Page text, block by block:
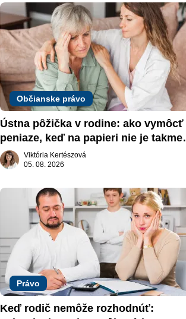
Občianske právo
Ústna pôžička v rodine: ako vymôcť
peniaze, keď na papieri nie je takmer
nič
Viktória Kertészová
05. 08. 2026
Právo
Keď rodič nemôže rozhodnúť: